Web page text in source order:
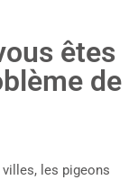
êtes
de
les pigeons